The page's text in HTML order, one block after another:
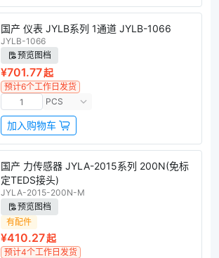
国产 仪表 JYLB系列 1通道 JYLB-1066
JYLB-1066
预览图档
¥701.77起
预计6个工作日发货
PCS
加入购物车
国产 力传感器 JYLA-2015系列 200N(免标
定TEDS接头)
JYLA-2015-200N-M
预览图档
有配件
¥410.27起
预计4个工作日发货